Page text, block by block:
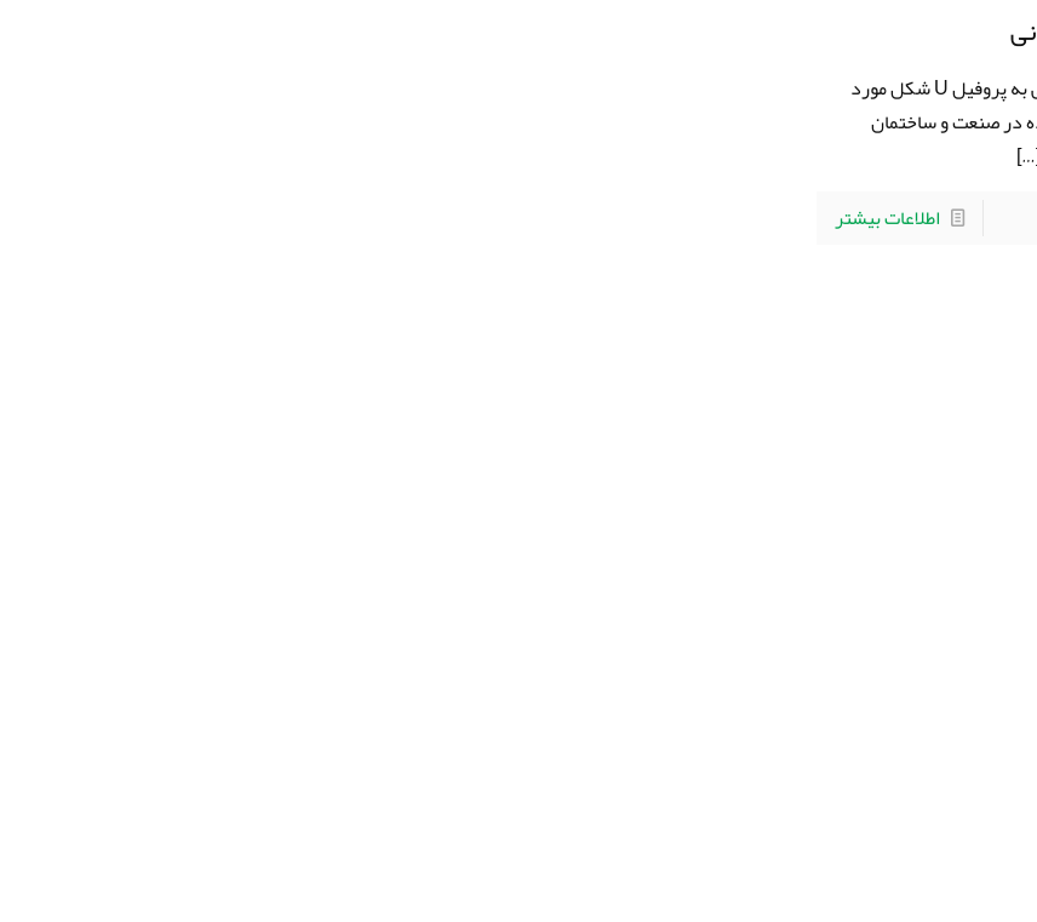
ناودانی به پروفیل U شکل مورد
در صنعت و ساختمان
اطلاعات بیشتر